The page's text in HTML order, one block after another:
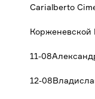
Carialberto
Корженевской
11-
12-